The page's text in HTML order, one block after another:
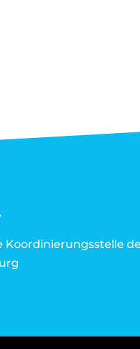
Koordinierungsstelle